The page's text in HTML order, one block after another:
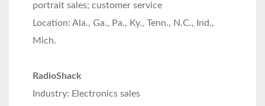
portrait sales; customer service
Location: Ala., Ga., Pa., Ky., Tenn., N.C., Ind.,
Mich.
RadioShack
Industry: Electronics sales